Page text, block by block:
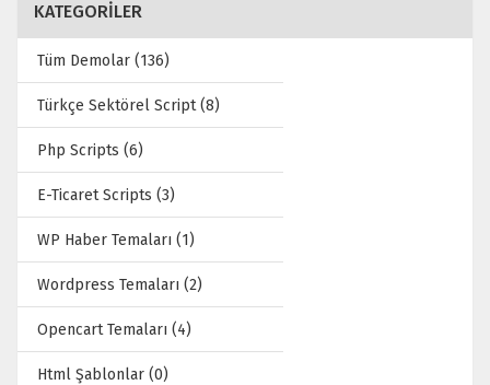
KATEGORİLER
Tüm Demolar (136)
Türkçe Sektörel Script (8)
Php Scripts (6)
E-Ticaret Scripts (3)
WP Haber Temaları (1)
Wordpress Temaları (2)
Opencart Temaları (4)
Html Şablonlar (0)